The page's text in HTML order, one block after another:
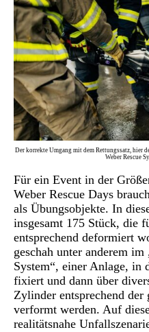
Der korrekte Umgang mit dem Rettungssatz, hier
Weber Rescue
Für ein Event in der
Weber Rescue Days
als Übungsobjekte. In
insgesamt 175 Stück, die
entsprechend deformiert
geschah unter anderem im
System“, einer Anlage, in
fixiert und dann über
Zylinder entsprechend der
verformt werden. Auf
realitätsnahe